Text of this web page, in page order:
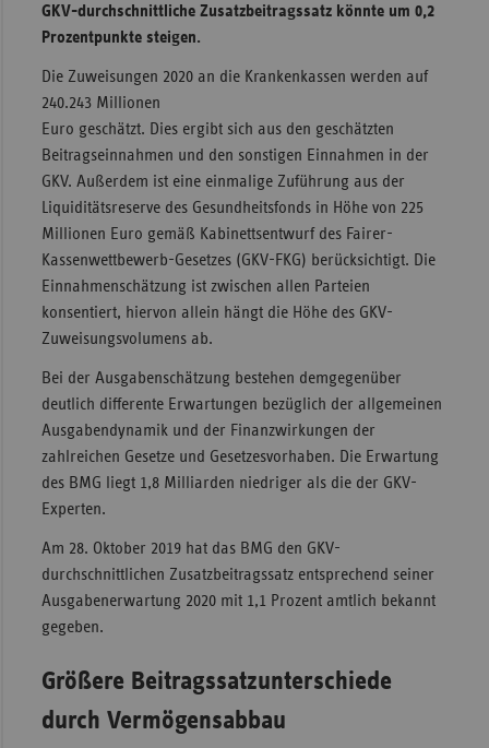
GKV-durchschnittliche Zusatzbeitragssatz könnte um 0,2
Prozentpunkte steigen.
Die Zuweisungen 2020 an die Krankenkassen werden auf
240.243 Millionen
Euro geschätzt. Dies ergibt sich aus den geschätzten
Beitragseinnahmen und den sonstigen Einnahmen in der
GKV. Außerdem ist eine einmalige Zuführung aus der
Liquiditätsreserve des Gesundheitsfonds in Höhe von 225
Millionen Euro gemäß Kabinettsentwurf des Fairer-
Kassenwettbewerb-Gesetzes (GKV-FKG) berücksichtigt. Die
Einnahmenschätzung ist zwischen allen Parteien
konsentiert, hiervon allein hängt die Höhe des GKV-
Zuweisungsvolumens ab.
Bei der Ausgabenschätzung bestehen demgegenüber
deutlich differente Erwartungen bezüglich der allgemeinen
Ausgabendynamik und der Finanzwirkungen der
zahlreichen Gesetze und Gesetzesvorhaben. Die Erwartung
des BMG liegt 1,8 Milliarden niedriger als die der GKV-
Experten.
Am 28. Oktober 2019 hat das BMG den GKV-
durchschnittlichen Zusatzbeitragssatz entsprechend seiner
Ausgabenerwartung 2020 mit 1,1 Prozent amtlich bekannt
gegeben.
Größere Beitragssatzunterschiede
durch Vermögensabbau